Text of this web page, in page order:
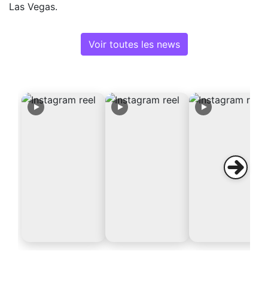
Las Vegas.
Voir toutes les news